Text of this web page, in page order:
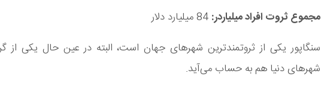
مجموع ثروت افراد میلیاردر:
سنگاپور یکی از ثروتمندترین شهرهای جهان است، البته در عین حال یکی از
شهرهای دنیا هم به حساب می‌آید.